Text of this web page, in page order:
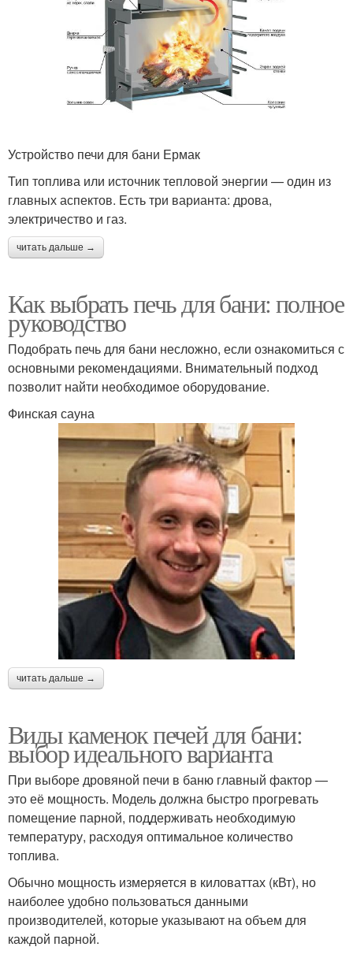
Устройство печи для бани Ермак
Тип топлива или источник тепловой энергии — один из
главных аспектов. Есть три варианта: дрова,
электричество и газ.
читать дальше →
Как выбрать печь для бани: полное
руководство
Подобрать печь для бани несложно, если ознакомиться с
основными рекомендациями. Внимательный подход
позволит найти необходимое оборудование.
Финская сауна
читать дальше →
Виды каменок печей для бани:
выбор идеального варианта
При выборе дровяной печи в баню главный фактор —
это её мощность. Модель должна быстро прогревать
помещение парной, поддерживать необходимую
температуру, расходуя оптимальное количество
топлива.
Обычно мощность измеряется в киловаттах (кВт), но
наиболее удобно пользоваться данными
производителей, которые указывают на объем для
каждой парной.